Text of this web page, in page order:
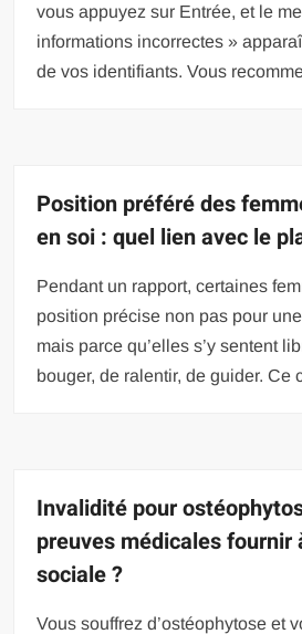
vous appuyez sur Entrée, et le
informations incorrectes »
de vos identifiants. Vous
Position préféré des
en soi : quel lien avec le
Pendant un rapport, certaines
position précise non pas pour
mais parce qu’elles s’y sentent
bouger, de ralentir, de guider. Ce
Invalidité pour
preuves médicales fournir
sociale ?
Vous souffrez d’ostéophytose et